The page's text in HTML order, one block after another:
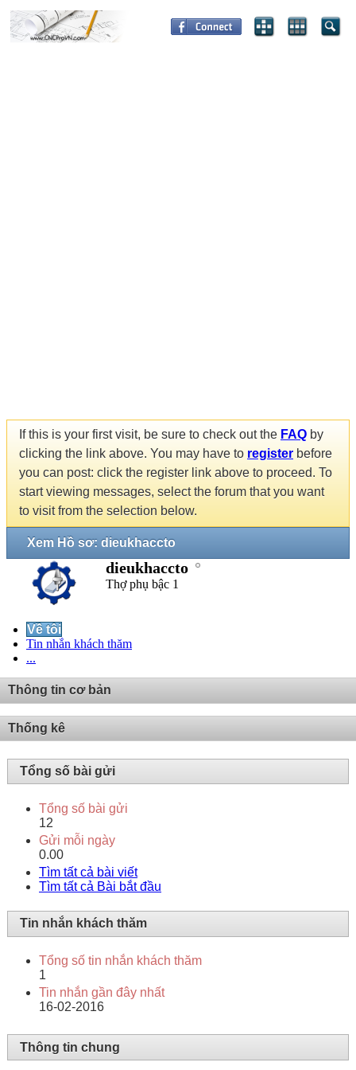
If this is your first visit, be sure to check out the FAQ by
clicking the link above. You may have to register before
you can post: click the register link above to proceed. To
start viewing messages, select the forum that you want
to visit from the selection below.
Xem Hồ sơ: dieukhaccto
dieukhaccto
Thợ phụ bậc 1
Về tôi
Tin nhắn khách thăm
...
Thông tin cơ bản
Thống kê
Tổng số bài gửi
Tổng số bài gửi
12
Gửi mỗi ngày
0.00
Tìm tất cả bài viết
Tìm tất cả Bài bắt đầu
Tin nhắn khách thăm
Tổng số tin nhắn khách thăm
1
Tin nhắn gần đây nhất
16-02-2016
Thông tin chung